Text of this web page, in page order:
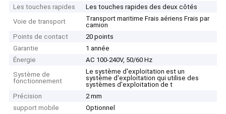
Les touches rapides
Les touches rapides des deux côtés
Voie de transport
Transport maritime Frais aériens Frais par
camion
Points de contact
20 points
Garantie
1 année
Énergie
AC 100-240V, 50/60 Hz
Système de
fonctionnement
Le système d'exploitation est un
système d'exploitation qui utilise des
systèmes d'exploitation de t
Précision
2 mm
support mobile
Optionnel